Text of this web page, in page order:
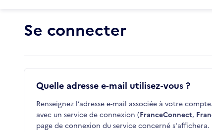
Se connecter
Quelle adresse e-mail utilisez-vous ?
Renseignez l’adresse e-mail associée à votre
avec un service de connexion (FranceConnect,
page de connexion du service concerné s'affichera.